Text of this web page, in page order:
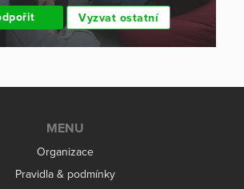
Vyzvat ostatní
MENU
Organizace
Pravidla & podmínky